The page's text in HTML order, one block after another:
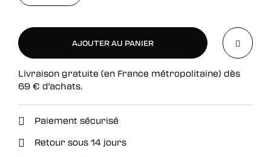
AJOUTER AU PANIER
AJOUTER AU PANIER
Livraison gratuite (en France métropolitaine) dès
69 € d'achats.
Paiement sécurisé
Retour sous 14 jours